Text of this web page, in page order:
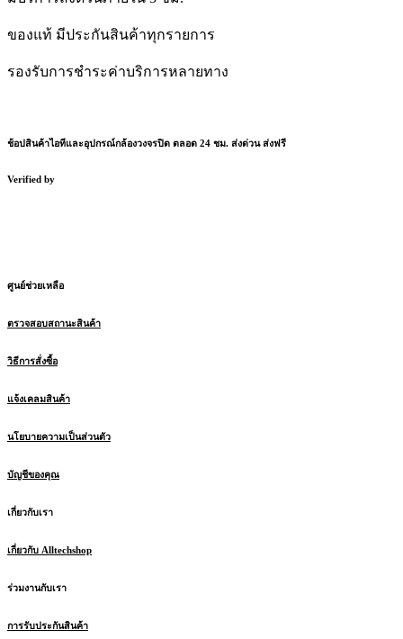
ของแท้ มีประกันสินค้าทุกรายการ
รองรับการชำระค่าบริการหลายทาง
ช้อปสินค้าไอทีและอุปกรณ์กล้องวงจรปิด ตลอด 24 ชม. ส่งด่วน ส่งฟรี
Verified by
ศูนย์ช่วยเหลือ
ตรวจสอบสถานะสินค้า
วิธีการสั่งซื้อ
แจ้งเคลมสินค้า
นโยบายความเป็นส่วนตัว
บัญชีของคุณ
เกี่ยวกับเรา
เกี่ยวกับ Alltechshop
ร่วมงานกับเรา
การรับประกันสินค้า